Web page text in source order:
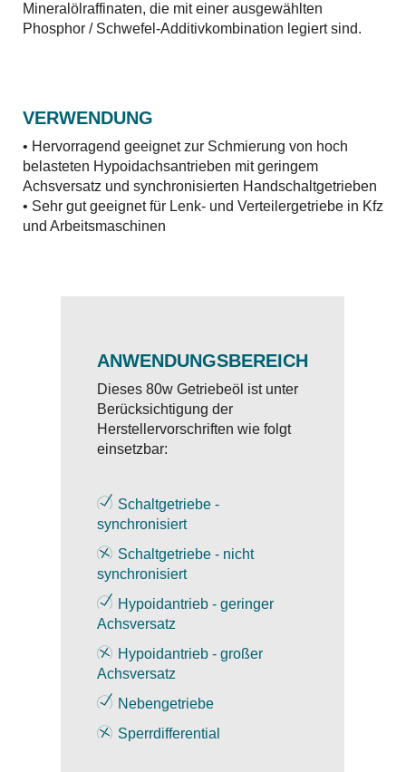
Mineralölraffinaten, die mit einer ausgewählten
Phosphor / Schwefel-Additivkombination legiert sind.
VERWENDUNG
• Hervorragend geeignet zur Schmierung von hoch
belasteten Hypoidachsantrieben mit geringem
Achsversatz und synchronisierten Handschaltgetrieben
• Sehr gut geeignet für Lenk- und Verteilergetriebe in Kfz
und Arbeitsmaschinen
ANWENDUNGSBEREICH
Dieses 80w Getriebeöl ist unter
Berücksichtigung der
Herstellervorschriften wie folgt
einsetzbar:
Schaltgetriebe -
synchronisiert
Schaltgetriebe - nicht
synchronisiert
Hypoidantrieb - geringer
Achsversatz
Hypoidantrieb - großer
Achsversatz
Nebengetriebe
Sperrdifferential